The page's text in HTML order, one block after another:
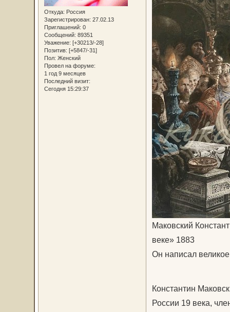
Откуда: Россия
Зарегистрирован: 27.02.13
Приглашений: 0
Сообщений: 89351
Уважение: [+30213/-28]
Позитив: [+5847/-31]
Пол: Женский
Провел на форуме:
1 год 9 месяцев
Последний визит:
Сегодня 15:29:37
Маковский
веке» 1883
Он написал
Константин
России 19 века,